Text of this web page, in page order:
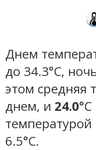
Днем
до 34.3°C,
этом средняя
днем, и 24.0
температурой
6.5°С.